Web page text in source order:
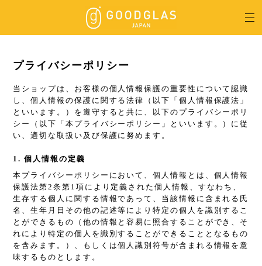
プライバシーポリシー
当ショップは、お客様の個人情報保護の重要性について認識
し、個人情報の保護に関する法律（以下「個人情報保護法」
といいます。）を遵守すると共に、以下のプライバシーポリ
シー（以下「本プライバシーポリシー」といいます。）に従
い、適切な取扱い及び保護に努めます。
1. 個人情報の定義
本プライバシーポリシーにおいて、個人情報とは、個人情報
保護法第2条第1項により定義された個人情報、すなわち、
生存する個人に関する情報であって、当該情報に含まれる氏
名、生年月日その他の記述等により特定の個人を識別するこ
とができるもの（他の情報と容易に照合することができ、そ
れにより特定の個人を識別することができることとなるもの
を含みます。）、もしくは個人識別符号が含まれる情報を意
味するものとします。